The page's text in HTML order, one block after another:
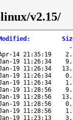
v2.15/
:
14 21:35:19
19 11:26:34
19 11:26:34
19 11:26:34
19 11:26:34
19 11:28:56
19 11:28:56
19 11:28:56
19 11:28:56
19 11:23:13